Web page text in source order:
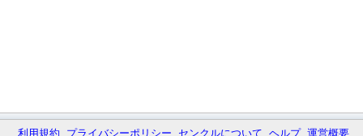
利用規約 プライバシーポリシー センクルについて ヘルプ 運営概要